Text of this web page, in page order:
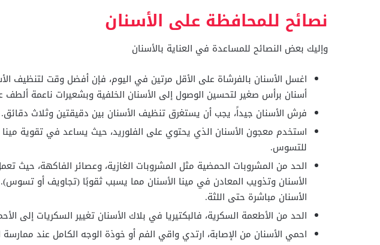
نصائح للمحافظة على الأسنان
وإليك بعض النصائح للمساعدة في العناية بالأسنان
اغسل الأسنان بالفرشاة على الأقل مرتين في اليوم، فإن أفضل وقت لتنظيف
أسنان برأس صغير لتحسين الوصول إلى الأسنان الخلفية وبشعيرات ناعمة ألطف
فرش الأسنان جيداً، يجب أن يستغرق تنظيف الأسنان بين دقيقتين وثلاث دقائق.
استخدم معجون الأسنان الذي يحتوي على الفلوريد، حيث يساعد في تقوية
للتسوس.
الحد من المشروبات الحمضية مثل المشروبات الغازية، وعصائر الفاكهة، حيث
الأسنان وتذويب المعادن في مينا الأسنان مما يسبب ثقوبًا (تجاويف أو
الأسنان مباشرة حتى اللثة.
الحد من الأطعمة السكرية، فالبكتيريا في بلاك الأسنان تغيير السكريات إلى
احمي الأسنان من الإصابة، ارتدي واقي الفم أو خوذة الوجه الكامل عند ممارسة